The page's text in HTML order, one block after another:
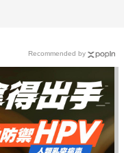
Recommended by